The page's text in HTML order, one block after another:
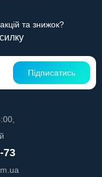
та знижок?
Підписатись
73